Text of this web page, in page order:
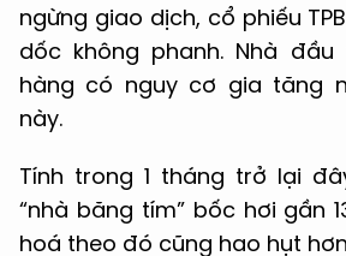
ngừng giao dịch, cổ phiếu
dốc không phanh. Nhà
hàng có nguy cơ gia tăng
này.
Tính trong 1 tháng trở lại
“nhà băng tím” bốc hơi gần
hoá theo đó cũng hao hụt